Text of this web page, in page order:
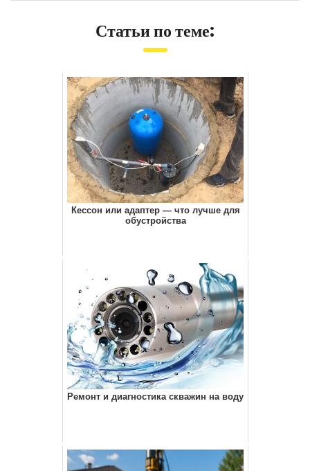
Статьи по теме:
Кессон или адаптер — что лучше для
обустройства
Ремонт и диагностика скважин на воду